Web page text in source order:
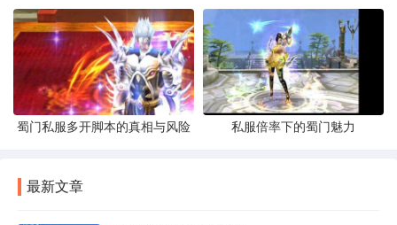
蜀门私服多开脚本的真相与风险 私服倍率下的蜀门魅力
最新文章